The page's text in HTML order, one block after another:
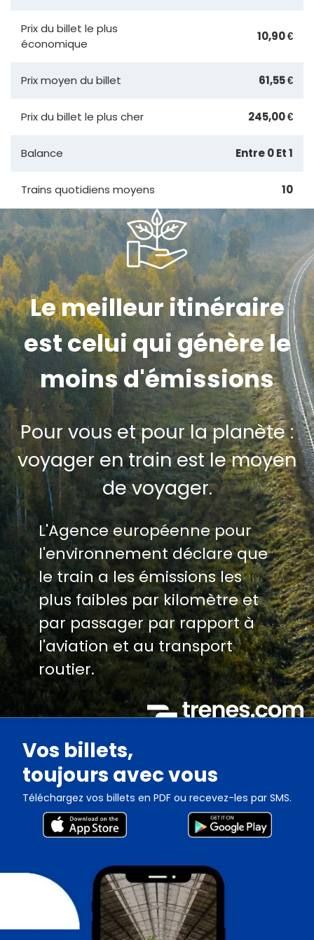
Prix du billet le plus
économique
10,90 €
Prix moyen du billet 61,55 €
Prix du billet le plus cher 245,00 €
Balance Entre 0 Et 1
Trains quotidiens moyens 10
Le meilleur itinéraire
est celui qui génère le
moins d'émissions
Pour vous et pour la planète :
voyager en train est le moyen
de voyager.
L'Agence européenne pour
l'environnement déclare que
le train a les émissions les
plus faibles par kilomètre et
par passager par rapport à
l'aviation et au transport
routier.
Vos billets,
toujours avec vous
Téléchargez vos billets en PDF ou recevez-les par SMS.